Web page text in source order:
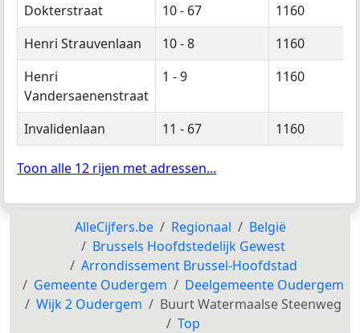
Dokterstraat 10 - 67
1160
Henri Strauvenlaan
10 - 8
1160
Henri
Vandersaenenstraat
1 - 9 1160
Invalidenlaan 11 - 67 1160
Toon alle 12 rijen met adressen...
AlleCijfers.be Regionaal
België
Brussels Hoofdstedelijk Gewest
Arrondissement Brussel-Hoofdstad
Gemeente Oudergem
Deelgemeente Oudergem
Wijk 2 Oudergem
Buurt Watermaalse Steenweg
Top